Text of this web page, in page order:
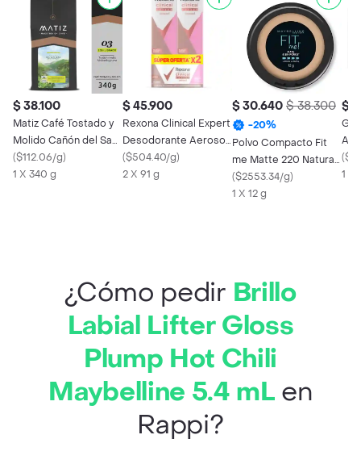
$ 38.100
Matiz Café Tostado y
Molido Cañón del San
Juan 03
($112.06/g)
1 X 340 g
$ 45.900
Rexona Clinical Expert
Desodorante Aerosol
Mujer 2 X 91G
($504.40/g)
2 X 91 g
$ 30.640 $ 38.300
-20%
Polvo Compacto Fit
me Matte 220 Natural
Beige Maybelline
($2553.34/g)
1 X 12 g
$
(
1 X
¿Cómo pedir Brillo
Labial Lifter Gloss
Plump Hot Chili
Maybelline 5.4 mL en
Rappi?